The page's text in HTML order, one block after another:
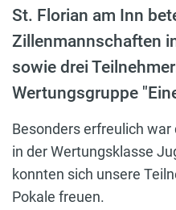
St. Florian am Inn
Zillenmannschaften
sowie drei
Wertungsgruppe
Besonders erfreulich
in der Wertungsklasse
konnten sich unsere
Pokale freuen.